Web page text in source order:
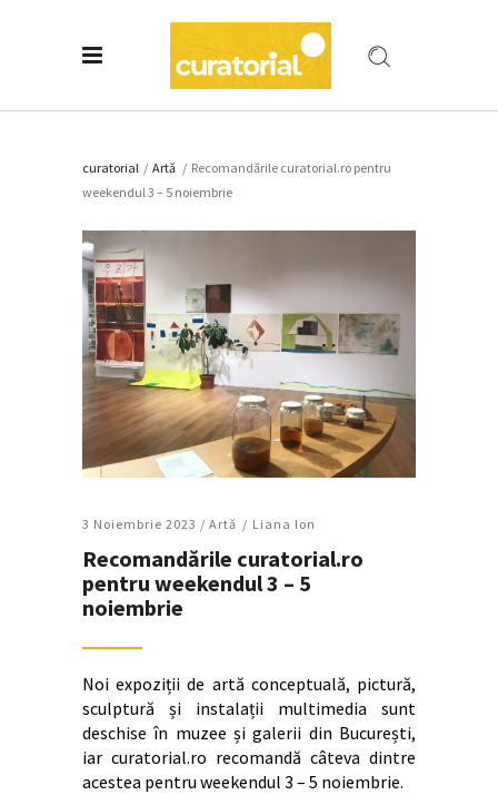
curatorial / Artǎ / Recomandările curatorial.ro pentru
weekendul 3 – 5 noiembrie
3 Noiembrie 2023 / Artǎ Liana Ion
Recomandările curatorial.ro
pentru weekendul 3 – 5
noiembrie
Noi expoziții de artă conceptuală, pictură,
sculptură și instalații multimedia sunt
deschise în muzee și galerii din București,
iar curatorial.ro recomandă câteva dintre
acestea pentru weekendul 3 – 5 noiembrie.